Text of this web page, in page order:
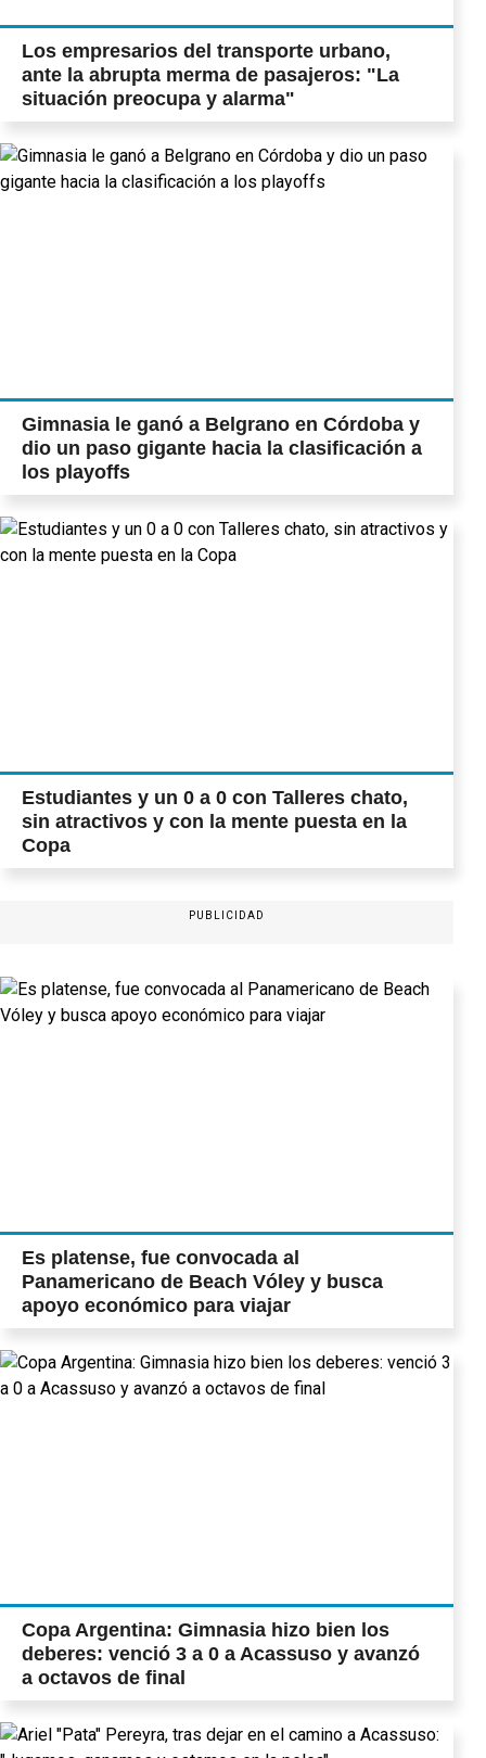
Los empresarios del transporte urbano,
ante la abrupta merma de pasajeros: "La
situación preocupa y alarma"
Gimnasia le ganó a Belgrano en Córdoba y
dio un paso gigante hacia la clasificación a
los playoffs
Estudiantes y un 0 a 0 con Talleres chato,
sin atractivos y con la mente puesta en la
Copa
PUBLICIDAD
Es platense, fue convocada al
Panamericano de Beach Vóley y busca
apoyo económico para viajar
Copa Argentina: Gimnasia hizo bien los
deberes: venció 3 a 0 a Acassuso y avanzó
a octavos de final